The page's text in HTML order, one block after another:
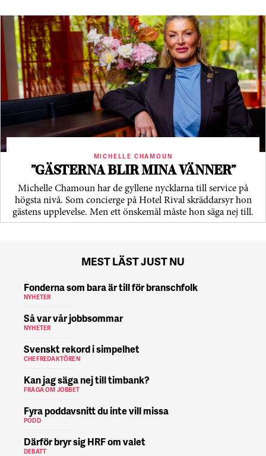
MICHELLE CHAMOUN
”GÄSTERNA BLIR MINA VÄNNER”
Michelle Chamoun har de gyllene nycklarna till service på
högsta nivå. Som concierge på Hotel Rival skräddarsyr hon
gästens upp­levelse. Men ett önskemål måste hon säga nej till.
MEST LÄST JUST NU
Fonderna som bara är till för branschfolk
NYHETER
Så var vår jobbsommar
NYHETER
Svenskt rekord i simpelhet
CHEFREDAKTÖREN
Kan jag säga nej till timbank?
FRÅGA OM JOBBET
Fyra poddavsnitt du inte vill missa
PODD
Därför bryr sig HRF om valet
DEBATT